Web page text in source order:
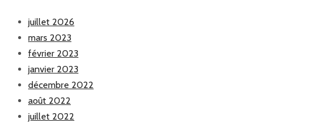
juillet 2026
mars 2023
février 2023
janvier 2023
décembre 2022
août 2022
juillet 2022